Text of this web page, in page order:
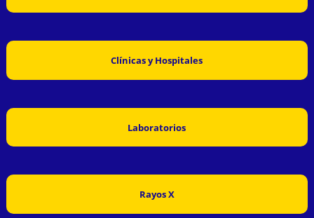
Clínicas y Hospitales
Laboratorios
Rayos X